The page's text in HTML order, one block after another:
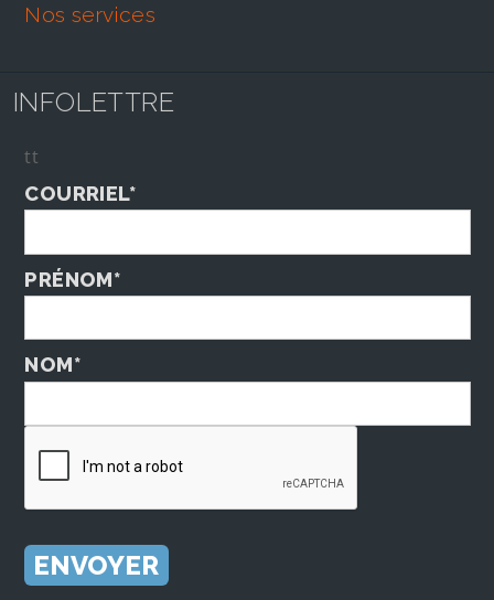
nos services
INFOLETTRE
tt
COURRIEL*
PRÉNOM*
NOM*